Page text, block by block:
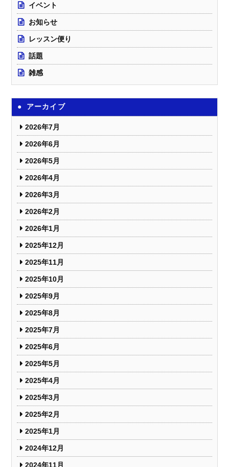
イベント
お知らせ
レッスン便り
話題
雑感
アーカイブ
2026年7月
2026年6月
2026年5月
2026年4月
2026年3月
2026年2月
2026年1月
2025年12月
2025年11月
2025年10月
2025年9月
2025年8月
2025年7月
2025年6月
2025年5月
2025年4月
2025年3月
2025年2月
2025年1月
2024年12月
2024年11月